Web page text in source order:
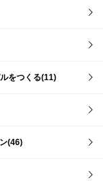
をつくる(11)
(46)